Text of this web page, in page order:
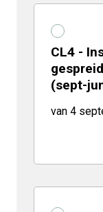
CL4 -
(sept-
van 4